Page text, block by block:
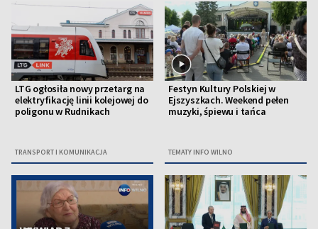
LTG ogłosiła nowy przetarg na
elektryfikację linii kolejowej do
poligonu w Rudnikach
TRANSPORT I KOMUNIKACJA
Festyn Kultury Polskiej w
Ejszyszkach. Weekend pełen
muzyki, śpiewu i tańca
TEMATY INFO WILNO